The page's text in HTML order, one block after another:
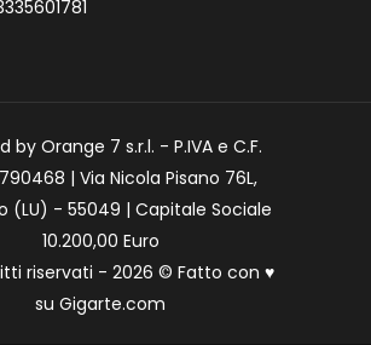
by Orange 7 s.r.l. - P.IVA e C.F.
| Via Nicola Pisano 76L,
(LU) - 55049 | Capitale Sociale
10.200,00 Euro
riservati - 2026 © Fatto con ♥
su Gigarte.com